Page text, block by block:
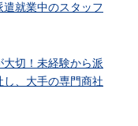
就業中のスタッフ
切！未経験から派
、大手の専門商社